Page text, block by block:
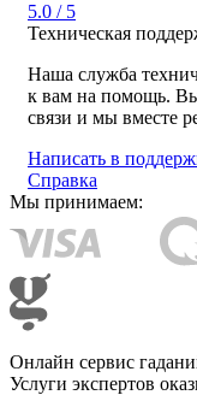
5.0 / 5
Техническая
Наша служба
к вам на помощь.
связи и мы вместе
Написать в
Справка
Мы принимаем:
Онлайн сервис
Услуги экспертов